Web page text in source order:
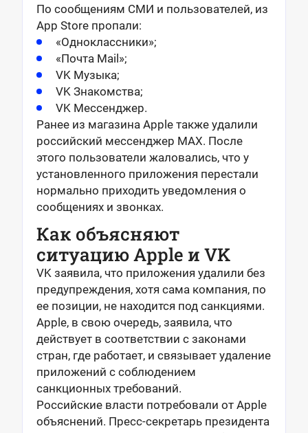
По сообщениям СМИ и пользователей, из
App Store пропали:
«Одноклассники»;
«Почта Mail»;
VK Музыка;
VK Знакомства;
VK Мессенджер.
Ранее из магазина Apple также удалили
российский мессенджер MAX. После
этого пользователи жаловались, что у
установленного приложения перестали
нормально приходить уведомления о
сообщениях и звонках.
Как объясняют
ситуацию Apple и VK
VK заявила, что приложения удалили без
предупреждения, хотя сама компания, по
ее позиции, не находится под санкциями.
Apple, в свою очередь, заявила, что
действует в соответствии с законами
стран, где работает, и связывает удаление
приложений с соблюдением
санкционных требований.
Российские власти потребовали от Apple
объяснений. Пресс-секретарь президента